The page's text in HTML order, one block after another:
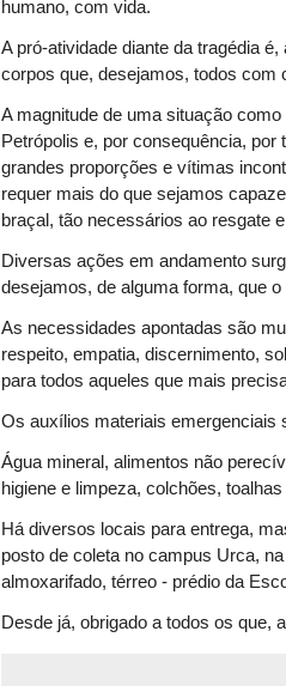
humano, com vida.
A pró-atividade diante da tragédia
corpos que, desejamos, todos com
A magnitude de uma situação
Petrópolis e, por consequência,
grandes proporções e vítimas
requer mais do que sejamos
braçal, tão necessários ao resgate
Diversas ações em andamento
desejamos, de alguma forma, que
As necessidades apontadas são
respeito, empatia, discernimento,
para todos aqueles que mais
Os auxílios materiais emergenciais
Água mineral, alimentos não
higiene e limpeza, colchões,
Há diversos locais para entrega,
posto de coleta no campus Urca,
almoxarifado, térreo - prédio da
Desde já, obrigado a todos os que,